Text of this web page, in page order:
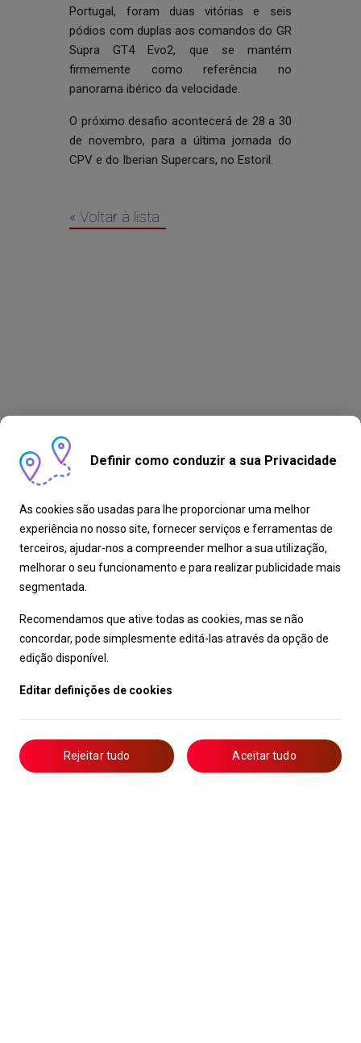
Portugal, foram duas vitórias e seis
pódios com duplas aos comandos do GR
Supra GT4 Evo2, que se mantém
firmemente como referência no
panorama ibérico da velocidade.
O próximo desafio acontecerá de 28 a 30
de novembro, para a última jornada do
CPV e do Iberian Supercars, no Estoril.
« Voltar à lista
Definir como conduzir a sua Privacidade
As cookies são usadas para lhe proporcionar uma melhor
experiência no nosso site, fornecer serviços e ferramentas de
terceiros, ajudar-nos a compreender melhor a sua utilização,
melhorar o seu funcionamento e para realizar publicidade mais
segmentada.
Recomendamos que ative todas as cookies, mas se não
concordar, pode simplesmente editá-las através da opção de
edição disponível.
Editar definições de cookies
Rejeitar tudo Aceitar tudo